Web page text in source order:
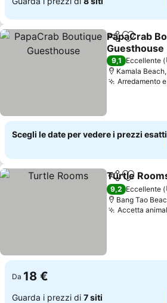
Condividi
PapaCrab
Guesthouse
Scopri i
9,1 Eccellente
Kamala
Arredamento
Scegli le date per vedere i prezzi esatti
Condividi
Turtle
9,2 Eccellente
Bang Tao
Accetta
Da 18 €
Guarda i prezzi di 7 siti